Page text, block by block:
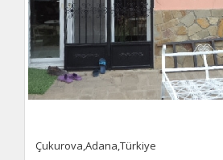
Çukurova,Adana,Türkiye